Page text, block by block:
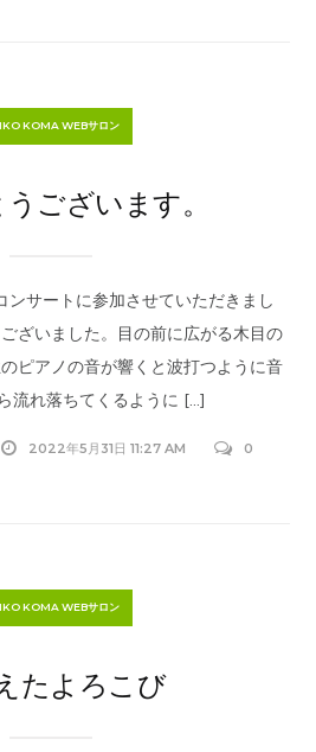
KOMA WEBサロン
ございます。
ンサートに参加させていただきまし
ざいました。目の前に広がる木目の
ピアノの音が響くと波打つように音
流れ落ちてくるように […]
2022年5月31日 11:27 AM 0
KOMA WEBサロン
たよろこび